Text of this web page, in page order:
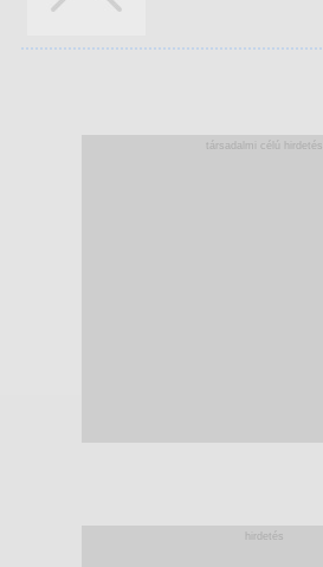
társadalmi célú hirdetés
hirdetés